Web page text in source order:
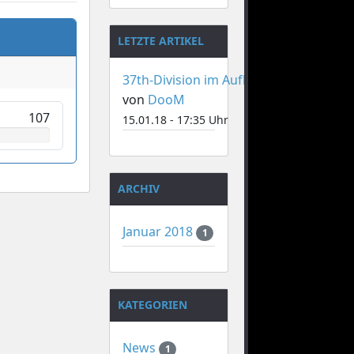
107
LETZTE ARTIKEL
37th-Division im Aufbau
von DooM
15.01.18 - 17:35 Uhr
ARCHIV
Januar 2018 1
KATEGORIEN
News 1